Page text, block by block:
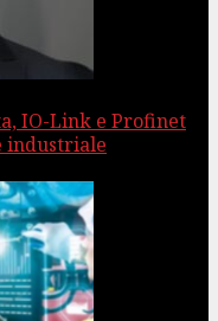
IO-Link e Profinet
industriale